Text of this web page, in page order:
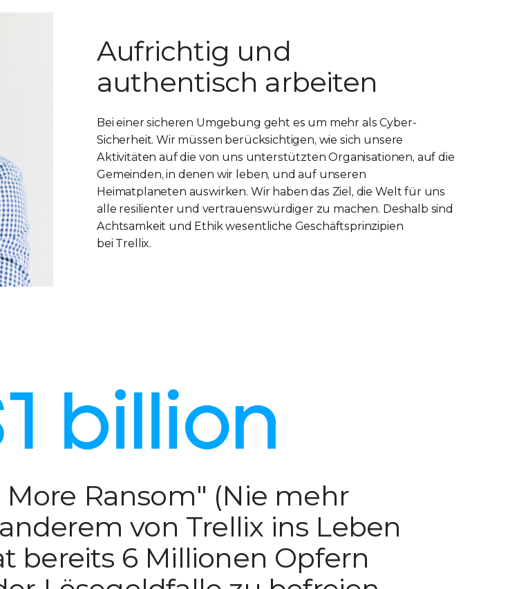
Aufrichtig und
authentisch arbeiten
Bei einer sicheren Umgebung geht es um mehr als Cyber-
Sicherheit. Wir müssen berücksichtigen, wie sich unsere
Aktivitäten auf die von uns unterstützten Organisationen, auf die
Gemeinden, in denen wir leben, und auf unseren
Heimatplaneten auswirken. Wir haben das Ziel, die Welt für uns
alle resilienter und vertrauenswürdiger zu machen. Deshalb sind
Achtsamkeit und Ethik wesentliche Geschäftsprinzipien
bei Trellix.
Ransom" (Nie mehr
von Trellix ins Leben
bereits 6 Millionen Opfern